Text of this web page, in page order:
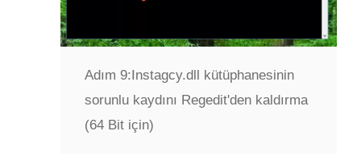
Adım 9:Instagcy.dll kütüphanesinin
sorunlu kaydını Regedit'den kaldırma
(64 Bit için)